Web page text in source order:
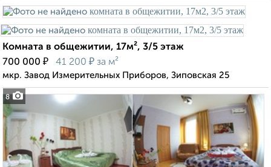
8
Комната в общежитии, 17м², 3/5 этаж
700 000 ₽ 41 200 ₽ за м²
мкр. Завод Измерительных Приборов, Зиповская 25